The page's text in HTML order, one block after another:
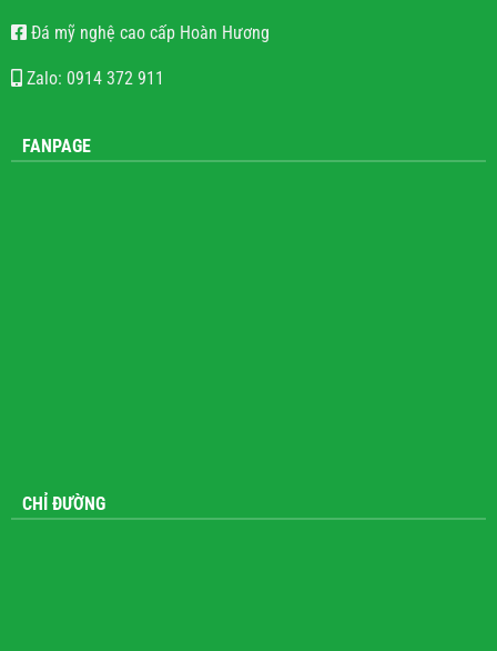
Đá mỹ nghệ cao cấp Hoàn Hương
Zalo: 0914 372 911
FANPAGE
CHỈ ĐƯỜNG